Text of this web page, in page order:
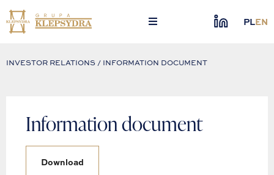
Skip
to
content
PLEN
INVESTOR RELATIONS / INFORMATION DOCUMENT
Information document
Download